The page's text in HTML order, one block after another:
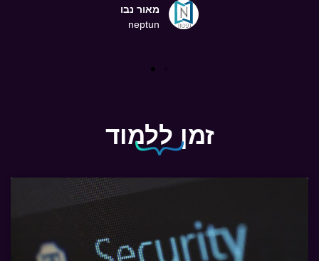
מאור נבו
neptun
זמן ללמוד